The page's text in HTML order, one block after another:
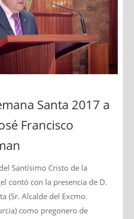
Santa 2017 a
Francisco
Santísimo Cristo de la
contó con la presencia de D.
(Sr. Alcalde del Excmo.
como pregonero de